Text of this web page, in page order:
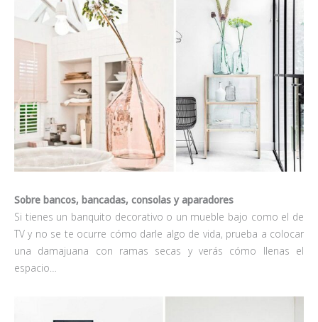
Sobre bancos, bancadas, consolas y aparadores
Si tienes un banquito decorativo o un mueble bajo como el de
TV y no se te ocurre cómo darle algo de vida, prueba a colocar
una damajuana con ramas secas y verás cómo llenas el
espacio…